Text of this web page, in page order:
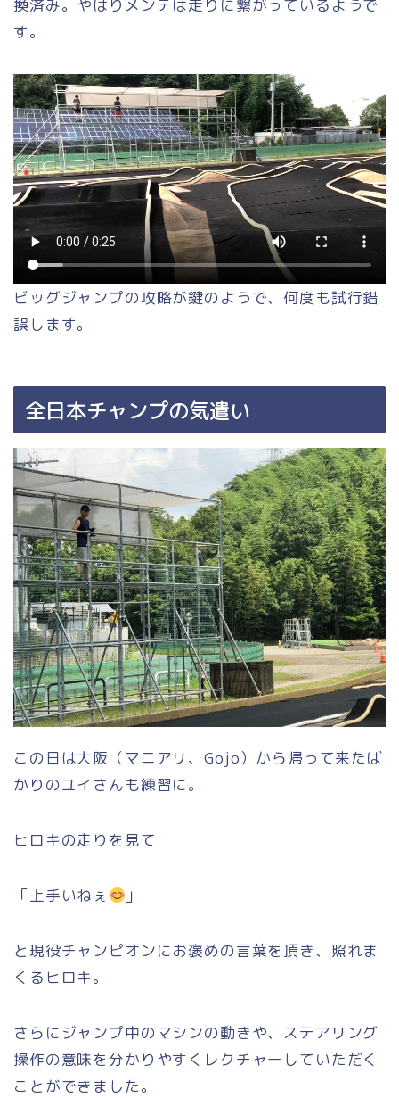
換済み。やはりメンテは走りに繋がっているようで
す。
ビッグジャンプの攻略が鍵のようで、何度も試行錯
誤します。
全日本チャンプの気遣い
この日は大阪（マニアリ、Gojo）から帰って来たば
かりのユイさんも練習に。
ヒロキの走りを見て
「上手いねぇ 」
と現役チャンピオンにお褒めの言葉を頂き、照れま
くるヒロキ。
さらにジャンプ中のマシンの動きや、ステアリング
操作の意味を分かりやすくレクチャーしていただく
ことができました。